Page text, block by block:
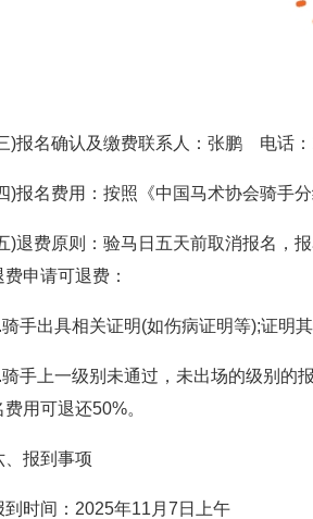
)报名确认及缴费联系人：张鹏 电话
)报名费用：按照《中国马术协会骑手
)退费原则：验马日五天前取消报名，
申请可退费：
手出具相关证明(如伤病证明等);证明
手上一级别未通过，未出场的级别的
用可退还50%。
、报到事项
到时间：2025年11月7日上午